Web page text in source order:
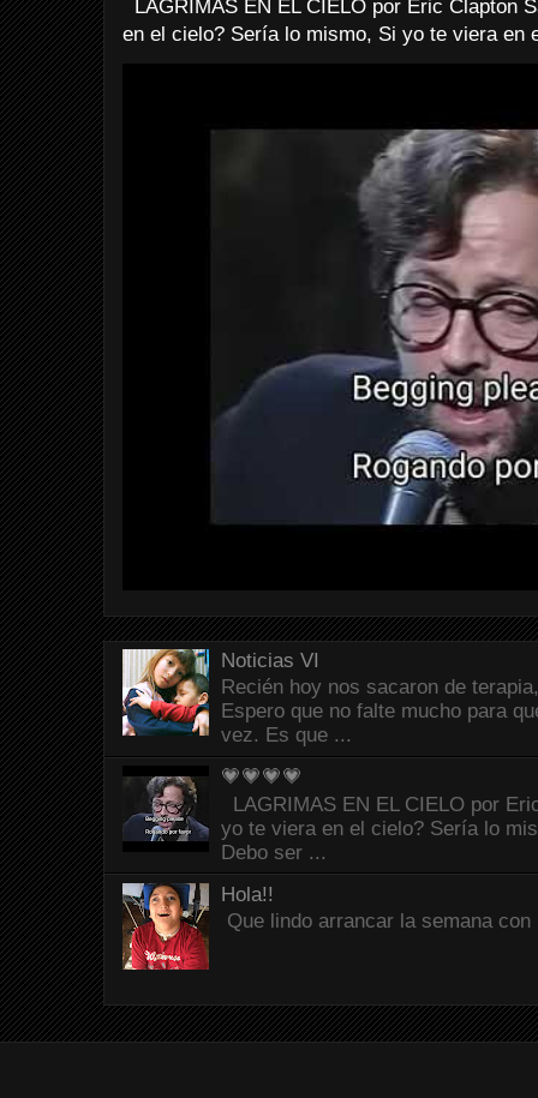
LAGRIMAS EN EL CIELO por Eric Clapton
en el cielo? Sería lo mismo, Si yo te viera en
Noticias VI
Recién hoy nos sacaron de
Espero que no falte mucho para
vez. Es que ...
💗💗💗💗
LAGRIMAS EN EL CIELO por
yo te viera en el cielo? Sería lo
Debo ser ...
Hola!!
Que lindo arrancar la semana